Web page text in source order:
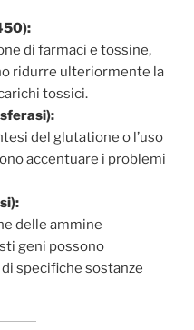
di farmaci e tossine,
ridurre ulteriormente la
tossici.
del glutatione o l’uso
accentuare i problemi
delle ammine
geni possono
specifiche sostanze